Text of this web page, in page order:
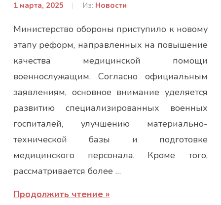
1 марта, 2025
От:
Из: Новости
Министерство обороны приступило к новому
этапу реформ, направленных на повышение
качества медицинской помощи
военнослужащим. Согласно официальным
заявлениям, основное внимание уделяется
развитию специализированных военных
госпиталей, улучшению материально-
технической базы и подготовке
медицинского персонала. Кроме того,
рассматривается более …
Продолжить чтение